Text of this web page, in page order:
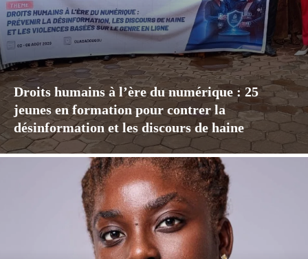
Droits humains à l’ère du numérique : 25
jeunes en formation pour contrer la
désinformation et les discours de haine